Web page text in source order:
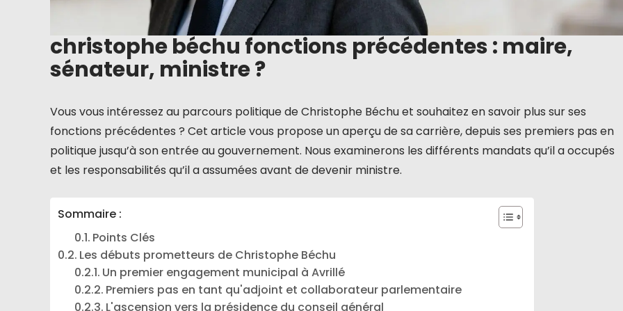
christophe béchu fonctions précédentes : maire,
sénateur, ministre ?
Vous vous intéressez au parcours politique de Christophe Béchu et souhaitez en savoir plus sur ses
fonctions précédentes ? Cet article vous propose un aperçu de sa carrière, depuis ses premiers pas en
politique jusqu’à son entrée au gouvernement. Nous examinerons les différents mandats qu’il a occupés
et les responsabilités qu’il a assumées avant de devenir ministre.
Sommaire :
Points Clés
Les débuts prometteurs de Christophe Béchu
Un premier engagement municipal à Avrillé
Premiers pas en tant qu'adjoint et collaborateur parlementaire
L'ascension vers la présidence du conseil général